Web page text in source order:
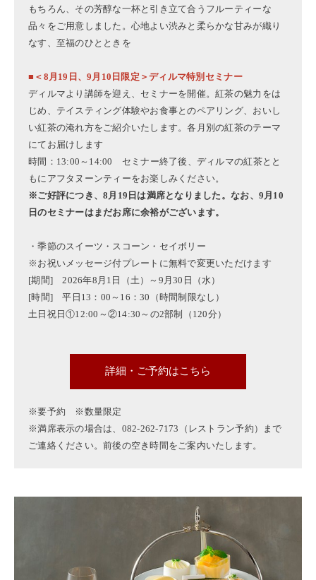
もちろん、その芳醇な一杯と引き立て合うフルーティーな
品々をご用意しました。心地よい渋みと柔らかな甘みが織り
なす、至福のひとときを
■＜8月19日、9月10日限定＞ディルマ特別セミナー
ディルマより講師を迎え、セミナーを開催。紅茶の魅力をは
じめ、テイスティング体験やお食事とのペアリング、おいし
い紅茶の淹れ方をご紹介いたします。各月別の紅茶のテーマ
にてお届けします
時間：13:00～14:00 セミナー終了後、ディルマの紅茶とと
もにアフタヌーンティーをお楽しみください。
※ご好評につき、8月19日は満席となりました。なお、9月10
日のセミナーはまだお席に余裕がございます。
・季節のスイーツ・スコーン・セイボリー
※お祝いメッセージ付プレートに無料で変更いただけます
[期間] 2026年8月1日（土）～9月30日（水）
[時間] 平日13：00～16：30（時間制限なし）
土日祝日①12:00～②14:30～の2部制（120分）
詳細・ご予約はこちら
※要予約 ※数量限定
※満席表示の場合は、082-262-7173（レストラン予約）まで
ご連絡ください。前後の空き時間をご案内いたします。